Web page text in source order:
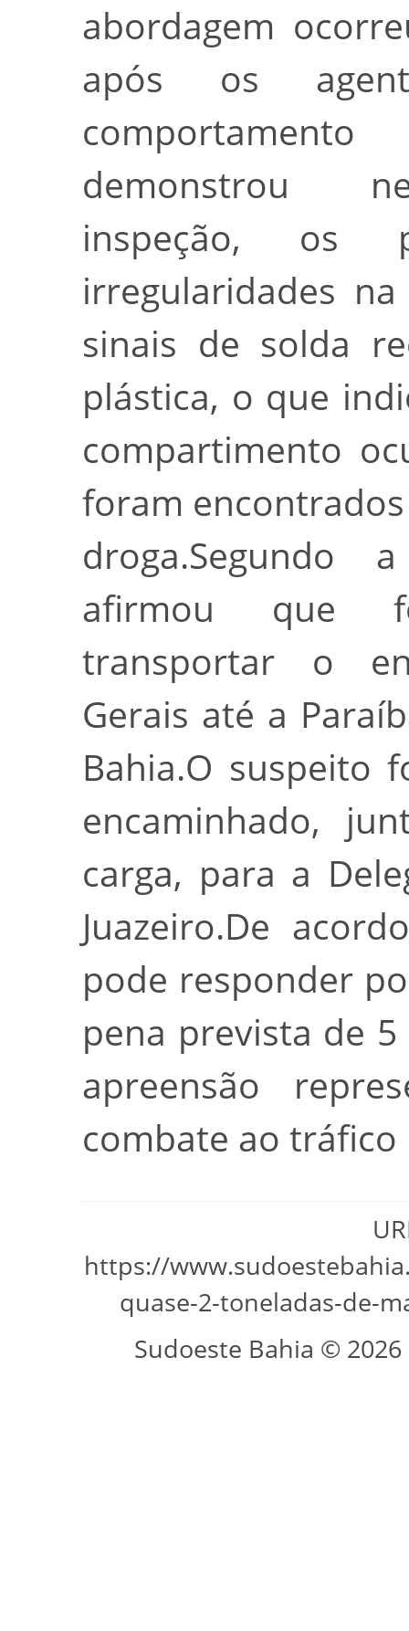
abordagem
após os
demonstrou
inspeção, os
irregularidades
sinais de solda
plástica, o que
compartimento
foram
afirmou que
transportar o
Gerais até a
Bahia.O suspeito
encaminhado,
carga, para a
Juazeiro.De
pode responder
pena prevista de
apreensão
combate ao
https://
quase-2-toneladas-de-
Sudoeste Bahia ©